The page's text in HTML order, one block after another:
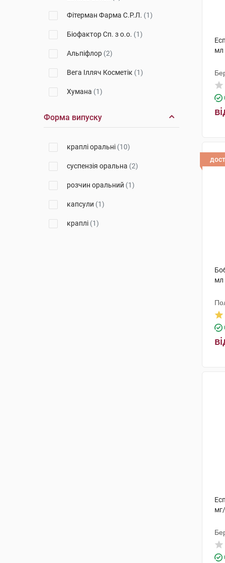
Фітерман Фарма С.Р.Л. (1)
Біофактор Сп. з о.о. (1)
Альпіфлор (2)
Вега Ілляч Косметік (1)
Хумана (1)
Оріон Корпорейшн(1)
Форма випуску
краплі оральні (10)
суспензія оральна (2)
розчин оральний (1)
капсули (1)
краплі (1)
мл
мл